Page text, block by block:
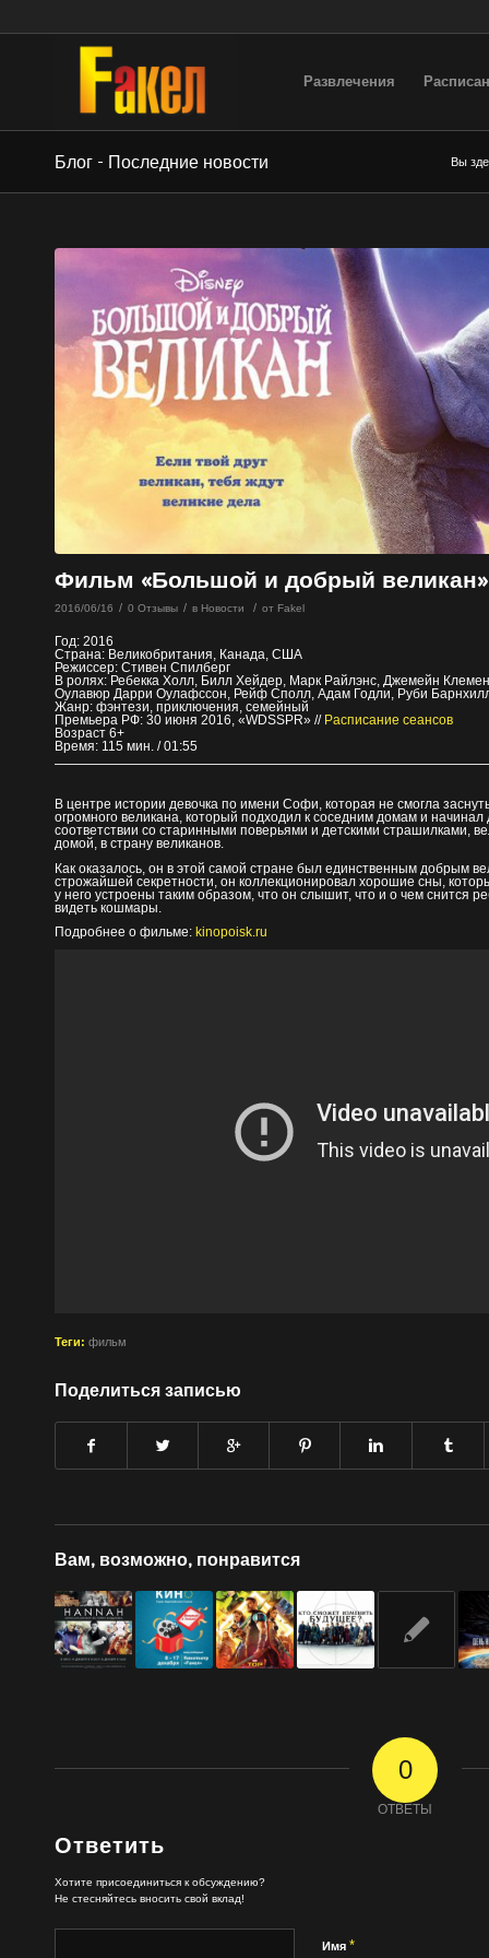
Развлечения
Блог - Последние новости Вы
Фильм «Большой и добрый
2016/06/16 / 0 Отзывы / в Новости / от Fakel
Год: 2016
Страна: Великобритания, Канада, США
Режиссер: Стивен Спилберг
В ролях: Ребекка Холл, Билл Хейдер, Марк Райлэнс, Джемейн
Оулавюр Дарри Оулафссон, Рейф Сполл, Адам Годли, Руби
Жанр: фэнтези, приключения, семейный
Премьера РФ: 30 июня 2016, «WDSSPR» // Расписание сеансов
Возраст 6+
Время: 115 мин. / 01:55
В центре истории девочка по имени Софи, которая не смогла
огромного великана, который подходил к соседним домам и
соответствии со старинными поверьями и детскими страшилками,
домой, в страну великанов.
Как оказалось, он в этой самой стране был единственным добрым
строжайшей секретности, он коллекционировал хорошие сны,
у него устроены таким образом, что он слышит, что и о чем снится
видеть кошмары.
Подробнее о фильме: kinopoisk.ru
Теги: фильм
Поделиться записью
Вам, возможно, понравится
0
ОТВЕТЫ
Ответить
Хотите присоединиться к обсуждению?
Не стесняйтесь вносить свой вклад!
Имя *